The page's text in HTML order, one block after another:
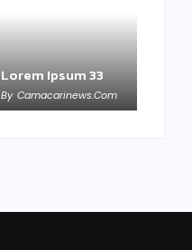
Lorem Ipsum 33
By Camacarinews.com